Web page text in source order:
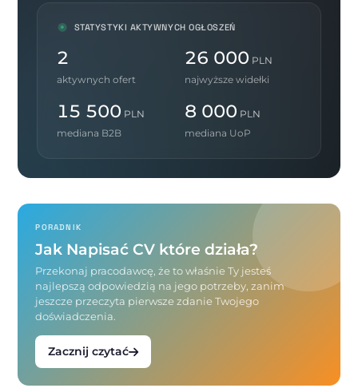
STATYSTYKI AKTYWNYCH OGŁOSZEŃ
2
aktywnych ofert
26 000 PLN
najwyższe widełki
15 500 PLN
mediana B2B
8 000 PLN
mediana UoP
PORADNIK
Jak Napisać CV które działa?
Przekonaj pracodawcę, że to właśnie Ty jesteś
najlepszą odpowiedzią na jego potrzeby, zanim
jeszcze przeczyta pierwsze zdanie Twojego
doświadczenia.
Zacznij czytać